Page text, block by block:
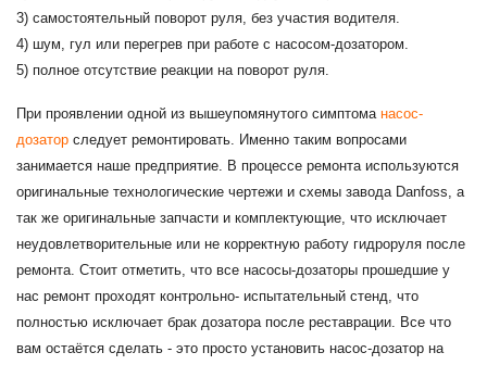
3) самостоятельный поворот руля, без участия водителя.
4) шум, гул или перегрев при работе с насосом-дозатором.
5) полное отсутствие реакции на поворот руля.
При проявлении одной из вышеупомянутого симптома насос-
дозатор следует ремонтировать. Именно таким вопросами
занимается наше предприятие. В процессе ремонта используются
оригинальные технологические чертежи и схемы завода Danfoss, а
так же оригинальные запчасти и комплектующие, что исключает
неудовлетворительные или не корректную работу гидроруля после
ремонта. Стоит отметить, что все насосы-дозаторы прошедшие у
нас ремонт проходят контрольно- испытательный стенд, что
полностью исключает брак дозатора после реставрации. Все что
вам остаётся сделать - это просто установить насос-дозатор на